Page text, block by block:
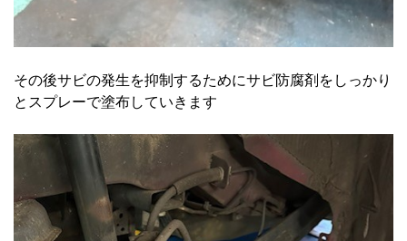
その後サビの発生を抑制するためにサビ防腐剤をしっかり
とスプレーで塗布していきます